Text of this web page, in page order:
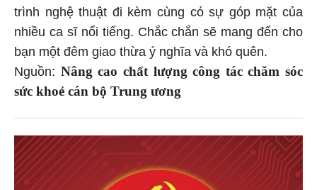
trình nghệ thuật đi kèm cùng có sự góp mặt của
nhiều ca sĩ nổi tiếng. Chắc chắn sẽ mang đến cho
bạn một đêm giao thừa ý nghĩa và khó quên.
Nguồn: Nâng cao chất lượng công tác chăm sóc
sức khoẻ cán bộ Trung ương